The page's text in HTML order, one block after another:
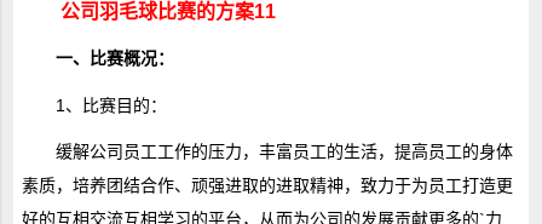
公司羽毛球比赛的方案11
一、比赛概况：
1、比赛目的：
缓解公司员工工作的压力，丰富员工的生活，提高员工的身体
素质，培养团结合作、顽强进取的进取精神，致力于为员工打造更
好的互相交流互相学习的平台，从而为公司的发展贡献更多的`力